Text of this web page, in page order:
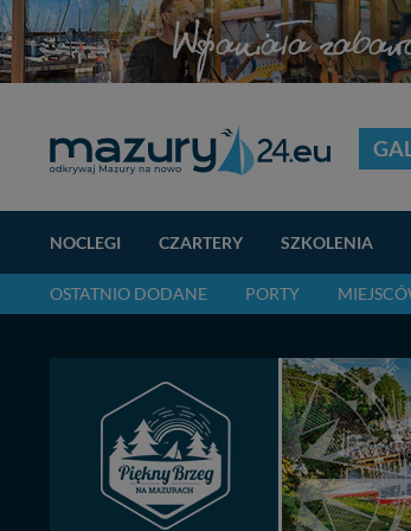
NOCLEGI CZARTERY SZKOLENIA
OSTATNIO DODANE PORTY